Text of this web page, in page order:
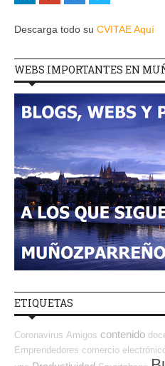
Descarga todo su CVITAE Aquí
WEBS IMPORTANTES EN
ETIQUETAS
Coronavirus Amigos contenido
Emprendedores comercio